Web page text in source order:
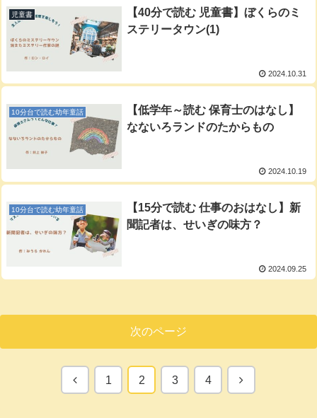
児童書
【40分で読む 児童書】ぼくらのミ
ステリータウン(1)
2024.10.31
10分台で読む幼年童話
【低学年～読む 保育士のはなし】
なないろランドのたからもの
2024.10.19
10分台で読む幼年童話
【15分で読む 仕事のおはなし】新
聞記者は、せいぎの味方？
2024.09.25
次のページ
前 1 2 3 4 次